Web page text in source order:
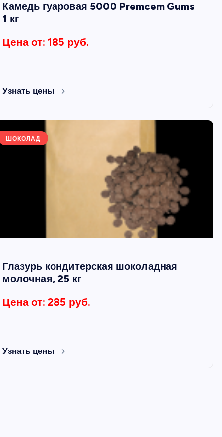
Камедь гуаровая 5000 Premcem Gums
1 кг
Цена от: 185 руб.
Узнать цены
ШОКОЛАД
Глазурь кондитерская шоколадная
молочная, 25 кг
Цена от: 285 руб.
Узнать цены